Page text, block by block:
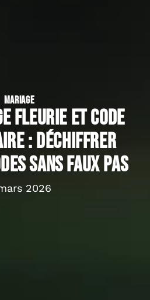
MARIAGE
Fleurie et code
: déchiffrer
sans faux pas
2026